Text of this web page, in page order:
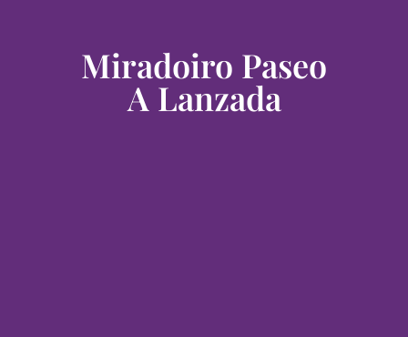
Miradoiro Paseo
A Lanzada